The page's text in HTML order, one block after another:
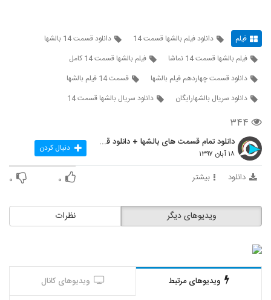
فیلم دانلود فیلم بالشها قسمت 14
دانلود قسمت 14 بالشها
فیلم بالشها قسمت 14 نماشا
فیلم بالشها قسمت 14 کامل
دانلود قسمت چهاردهم فیلم بالشها
قسمت 14 فیلم بالشها
دانلود سریال بالشهارایگان
دانلود سریال بالشها قسمت 14
۳۴۴
دانلود تمام قسمت های بالشها + دانلود قسمت 14 چهارد
۱۸ آبان ۱۳۹۷ دنبال کردن
دانلود بیشتر ۰ ۰
نظرات ویدیوهای دیگر
ویدیوهای مرتبط ویدیوهای کانال